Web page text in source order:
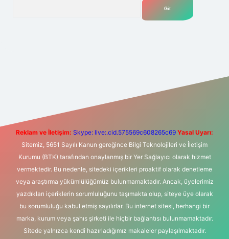
m elexbet
Reklam ve İletişim: Skype: live:.cid.575569c608265c69 Yasal Uyarı:
Sitemiz, 5651 Sayılı Kanun gereğince Bilgi Teknolojileri ve İletişim
Kurumu (BTK) tarafından onaylanmış bir Yer Sağlayıcı olarak hizmet
vermektedir. Bu nedenle, sitedeki içerikleri proaktif olarak denetleme
veya araştırma yükümlülüğümüz bulunmamaktadır. Ancak, üyelerimiz
yazdıkları içeriklerin sorumluluğunu taşımakta olup, siteye üye olarak
bu sorumluluğu kabul etmiş sayılırlar. Bu internet sitesi, herhangi bir
marka, kurum veya şahıs şirketi ile hiçbir bağlantısı bulunmamaktadır.
Sitede yalnızca kendi hazırladığımız makaleler paylaşılmaktadır.